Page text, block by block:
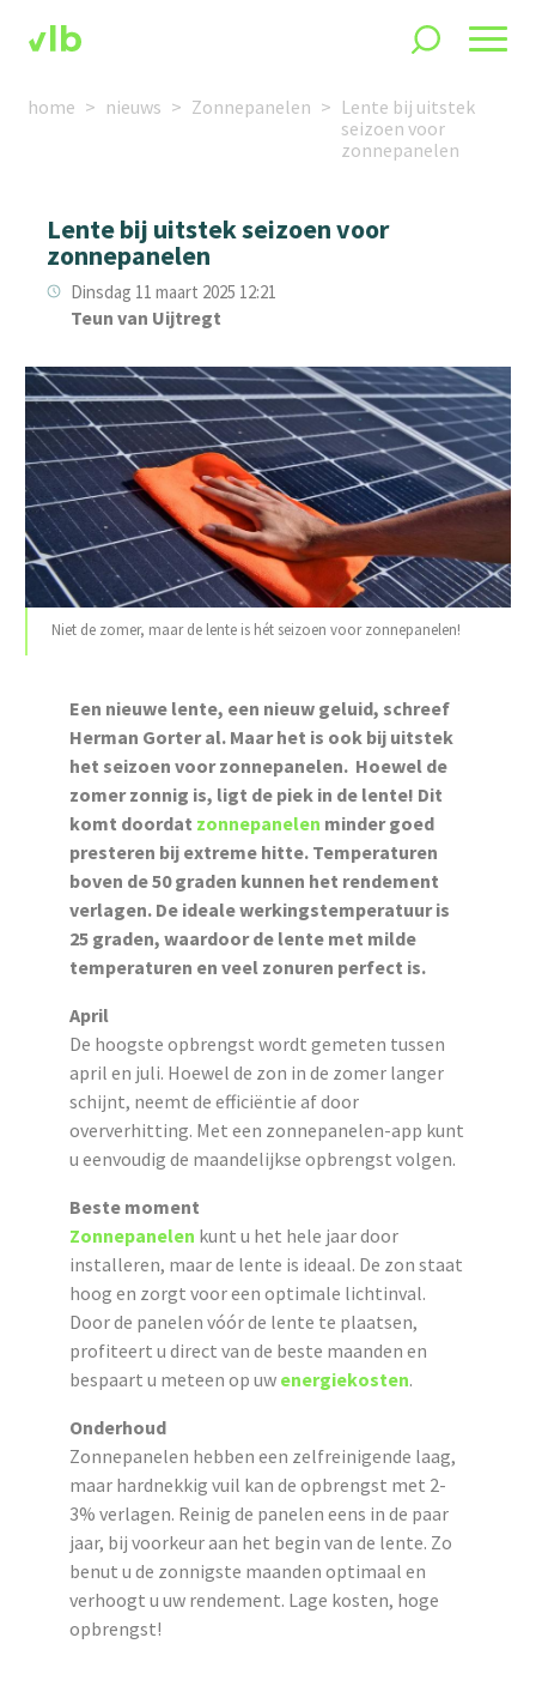
home nieuws Zonnepanelen
Lente bij uitstek
seizoen voor
zonnepanelen
Lente bij uitstek seizoen voor
zonnepanelen
Dinsdag 11 maart 2025 12:21
Teun van Uijtregt
Niet de zomer, maar de lente is hét seizoen voor zonnepanelen!
Een nieuwe lente, een nieuw geluid, schreef
Herman Gorter al. Maar het is ook bij uitstek
het seizoen voor zonnepanelen. Hoewel de
zomer zonnig is, ligt de piek in de lente! Dit
komt doordat zonnepanelen minder goed
presteren bij extreme hitte. Temperaturen
boven de 50 graden kunnen het rendement
verlagen. De ideale werkingstemperatuur is
25 graden, waardoor de lente met milde
temperaturen en veel zonuren perfect is.
April
De hoogste opbrengst wordt gemeten tussen
april en juli. Hoewel de zon in de zomer langer
schijnt, neemt de efficiëntie af door
oververhitting. Met een zonnepanelen-app kunt
u eenvoudig de maandelijkse opbrengst volgen.
Beste moment
Zonnepanelen kunt u het hele jaar door
installeren, maar de lente is ideaal. De zon staat
hoog en zorgt voor een optimale lichtinval.
Door de panelen vóór de lente te plaatsen,
profiteert u direct van de beste maanden en
bespaart u meteen op uw energiekosten.
Onderhoud
Zonnepanelen hebben een zelfreinigende laag,
maar hardnekkig vuil kan de opbrengst met 2-
3% verlagen. Reinig de panelen eens in de paar
jaar, bij voorkeur aan het begin van de lente. Zo
benut u de zonnigste maanden optimaal en
verhoogt u uw rendement. Lage kosten, hoge
opbrengst!